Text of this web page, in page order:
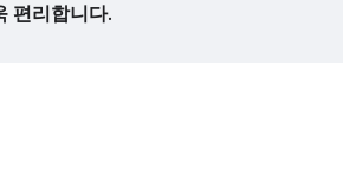
편리합니다.